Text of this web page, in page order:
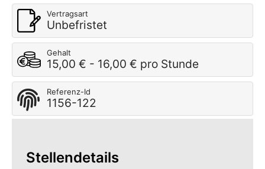
Vertragsart
Unbefristet
Gehalt
15,00 € - 16,00 € pro Stunde
Referenz-Id
1156-122
Stellendetails